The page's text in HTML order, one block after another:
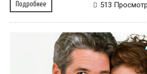
Подробнее 513